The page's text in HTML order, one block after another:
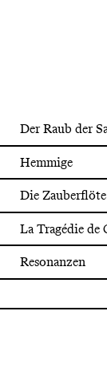
Der Raub der
Hemmige
Die Zauberflöte
La Tragédie de
Resonanzen